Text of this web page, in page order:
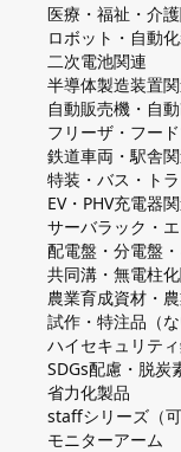
医療・福祉・介
ロボット・自動
二次電池関連
半導体製造装置
自動販売機・自
フリーザ・フー
鉄道車両・駅舎
特装・バス・ト
EV・PHV充電器
サーバラック・
配電盤・分電盤
共同溝・無電柱
農業育成資材・
試作・特注品（
ハイセキュリテ
SDGs配慮・脱炭
省力化製品
staffシリーズ（可
モニターアーム